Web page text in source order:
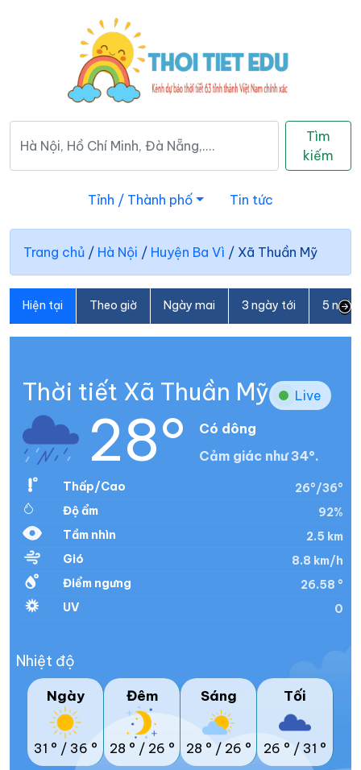
Tìm
kiếm
Tỉnh / Thành phố Tin tức
Trang chủ / Hà Nội / Huyện Ba Vì / Xã Thuần Mỹ
Hiện tại Theo giờ Ngày mai 3 ngày tới 5
Thời tiết Xã Thuần Mỹ Live
28°
Có dông
Cảm giác như 34°.
Thấp/Cao
26°/36°
Độ ẩm
92%
Tầm nhìn
2.5 km
Gió
8.8 km/h
Điểm ngưng
26.58 °
UV
0
Nhiệt độ
Ngày
31 ° / 36 °
Đêm
28 ° / 26 °
Sáng
28 ° / 26 °
Tối
26 ° / 31 °